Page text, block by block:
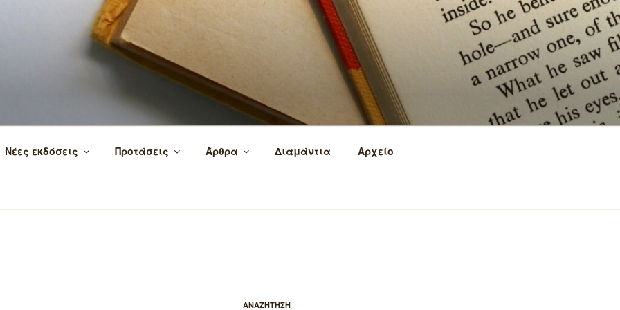
τα βιβλία και τη γνώση!
Νέες εκδόσεις Προτάσεις Άρθρα Διαμάντια Αρχείο
ΑΝΑΖΗΤΗΣΗ